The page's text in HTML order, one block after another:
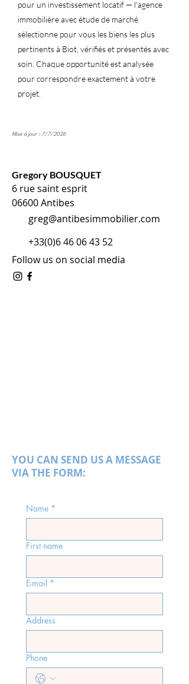
pour un investissement locatif — l'agence
immobilière avec étude de marché
sélectionne pour vous les biens les plus
pertinents à Biot, vérifiés et présentés avec
soin. Chaque opportunité est analysée
pour correspondre exactement à votre
projet.
Mise à jour : 7/7/2026
Gregory BOUSQUET
6 rue saint esprit
06600 Antibes
greg@antibesimmobilier.com
+33(0)6 46 06 43 52
Follow us on social media
YOU CAN SEND US A MESSAGE
VIA THE FORM:
Name *
First name
E-mail *
Address
Phone